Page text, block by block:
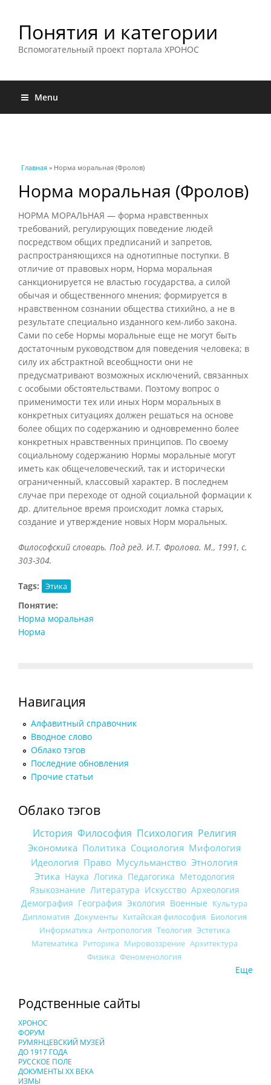
Понятия и категории
Вспомогательный проект портала ХРОНОС
Menu
Вы здесь
Главная » Норма моральная (Фролов)
Норма моральная (Фролов)
НОРМА МОРАЛЬНАЯ — форма нравственных
требований, регулирующих поведение людей
посредством общих предписаний и запретов,
распространяющихся на однотипные поступки. В
отличие от правовых норм, Норма моральная
санкционируется не властью государства, а силой
обычая и общественного мнения; формируется в
нравственном сознании общества стихийно, а не в
результате специально изданного кем-либо закона.
Сами по себе Нормы моральные еще не могут быть
достаточным руководством для поведения человека; в
силу их абстрактной всеобщности они не
предусматривают возможных исключений, связанных
с особыми обстоятельствами. Поэтому вопрос о
применимости тех или иных Норм моральных в
конкретных ситуациях должен решаться на основе
более общих по содержанию и одновременно более
конкретных нравственных принципов. По своему
социальному содержанию Нормы моральные могут
иметь как общечеловеческий, так и исторически
ограниченный, классовый характер. В последнем
случае при переходе от одной социальной формации к
др. длительное время происходит ломка старых,
создание и утверждение новых Норм моральных.
Философский словарь. Под ред. И.Т. Фролова. М., 1991, с.
303-304.
Tags: Этика
Понятие:
Норма моральная
Норма
Навигация
Алфавитный справочник
Вводное слово
Облако тэгов
Последние обновления
Прочие статьи
Облако тэгов
История Философия Психология Религия
Экономика Политика Социология Мифология
Идеология Право Мусульманство Этнология
Этика Наука Логика Педагогика Методология
Языкознание Литература Искусство Археология
Демография География Экология Военные Культура
Дипломатия Документы Китайская философия Биология
Информатика Антропология Теология Эстетика
Математика Риторика Мировоззрение Архитектура
Физика Феноменология
Еще
Родственные сайты
ХРОНОС
ФОРУМ
РУМЯНЦЕВСКИЙ МУЗЕЙ
ДО 1917 ГОДА
РУССКОЕ ПОЛЕ
ДОКУМЕНТЫ XX ВЕКА
ИЗМЫ